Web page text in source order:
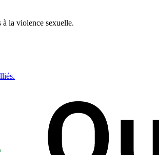
à la violence sexuelle.